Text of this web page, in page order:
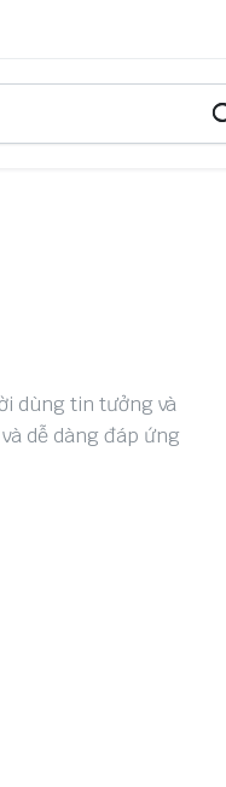
dùng tin tưởng và
dễ dàng đáp ứng